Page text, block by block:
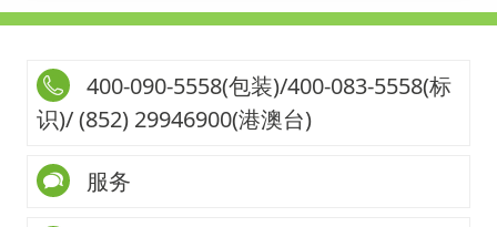
400-090-5558(包装)/400-083-5558(标
识)/ (852) 29946900(港澳台)
服务